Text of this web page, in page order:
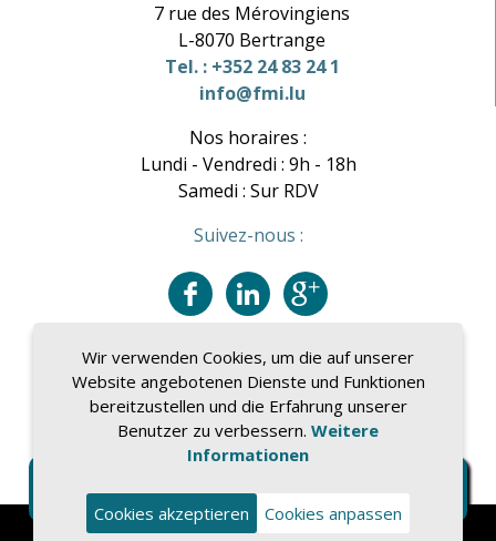
7 rue des Mérovingiens
L-8070 Bertrange
Tel. : +352 24 83 24 1
info@fmi.lu
Nos horaires :
Lundi - Vendredi : 9h - 18h
Samedi : Sur RDV
Suivez-nous :
Impressum|Datenschutz Gebühren
Wir verwenden Cookies, um die auf unserer
Website angebotenen Dienste und Funktionen
bereitzustellen und die Erfahrung unserer
Benutzer zu verbessern. Weitere
Informationen
Cookies akzeptieren Cookies anpassen